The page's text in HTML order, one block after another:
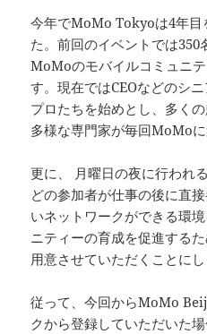
今年でMoMo Tokyoは4年目
た。前回のイベントでは350
MoMoのモバイルコミュニ
す。現在ではCEOなどのシ
プロたちを始めとし、多く
多様な専門家が毎回MoMoに
更に、 月曜日の夜に行われ
どの参加者が仕事の後に直
いネットワークができる環
ニティーの育成を促進する
用意させていただくことにし
従って、今回からMoMo
クから登録していただいた